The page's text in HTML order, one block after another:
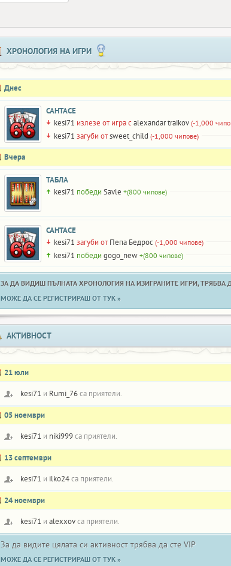
ХРОНОЛОГИЯ НА ИГРИ
Днес
САНТАСЕ
kesi71 излезе от игра сalexandar traikov (-1,000
kesi71 загуби отsweet_child (-1,000 чипове)
Вчера
ТАБЛА
kesi71 победи Savle +(800 чипове)
САНТАСЕ
kesi71 загуби от Пепа Бедрос (-1,000 чипове)
kesi71 победи gogo_new +(800 чипове)
ЗА ДА ВИДИШ ПЪЛНАТА ХРОНОЛОГИЯ НА ИЗИГРАНИТЕ ИГРИ, ТРЯБВА
МОЖЕ ДА СЕ РЕГИСТРИРАШ ОТ ТУК »
АКТИВНОСТ
21 юли
kesi71 и Rumi_76са приятели.
05 ноември
kesi71 и niki999са приятели.
13 септември
kesi71 и ilko24са приятели.
24 ноември
kesi71 и alexxovса приятели.
За да видите цялата си активност трябва да сте VIP
МОЖЕ ДА СЕ РЕГИСТРИРАШ ОТ ТУК »